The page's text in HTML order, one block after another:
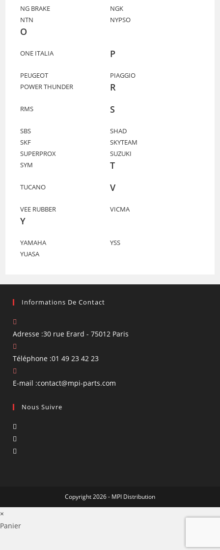
NG BRAKE
NGK
NTN
NYPSO
O
ONE ITALIA P
PEUGEOT
PIAGGIO
POWER THUNDER
R
RMS S
SBS
SHAD
SKF
SKYTEAM
SUPERPROX
SUZUKI
SYM
T
TUCANO V
VEE RUBBER VICMA
Y
YAMAHA
YSS
YUASA
Informations De Contact
Adresse :30 rue Erard - 75012 Paris
Téléphone :01 49 23 42 23
E-mail :contact@mpi-parts.com
Nous Suivre
Copyright 2026 - MPI Distribution
×
Panier